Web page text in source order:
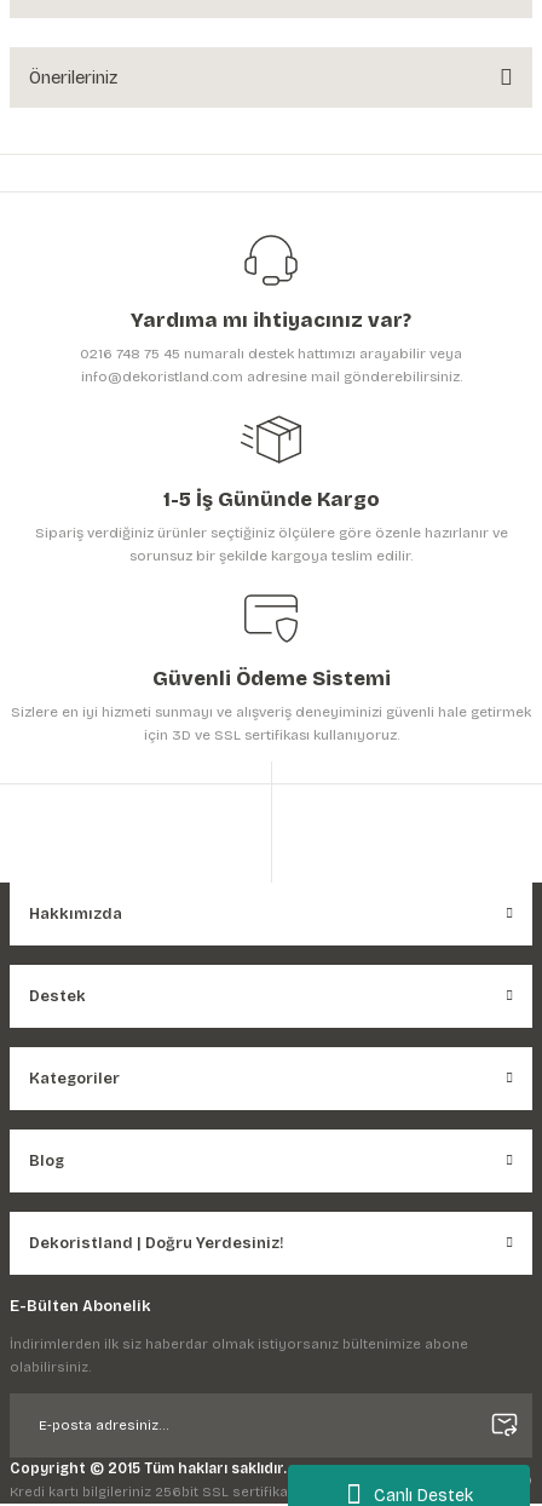
Canlı Destek
Önerileriniz
yetersiz gördüğünüz noktaları öneri formunu kullanarak tarafımıza
Görüş ve önerileriniz için teşekkür ederiz.
Ürün resmi kalitesiz, bozuk veya görüntülenemiyor.
Ürün bilgilerinde hatalar bulunuyor.
Gönder
Yardıma mı ihtiyacınız var?
0216 748 75 45 numaralı destek hattımızı arayabilir veya
info@dekoristland.com adresine mail gönderebilirsiniz.
1-5 İş Gününde Kargo
Sipariş verdiğiniz ürünler seçtiğiniz ölçülere göre özenle hazırlanır ve
sorunsuz bir şekilde kargoya teslim edilir.
Güvenli Ödeme Sistemi
Sizlere en iyi hizmeti sunmayı ve alışveriş deneyiminizi güvenli hale getirmek
için 3D ve SSL sertifikası kullanıyoruz.
Hakkımızda
Destek
Kategoriler
Blog
Dekoristland | Doğru Yerdesiniz!
E-Bülten Abonelik
İndirimlerden ilk siz haberdar olmak istiyorsanız bültenimize abone
olabilirsiniz.
Copyright © 2015 Tüm hakları saklıdır.
Kredi kartı bilgileriniz 256bit SSL sertifikası ile korunmaktadır.